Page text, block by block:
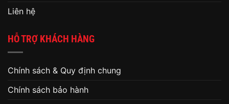
Liên hệ
HỖ TRỢ KHÁCH HÀNG
Chính sách & Quy định chung
Chính sách bảo hành